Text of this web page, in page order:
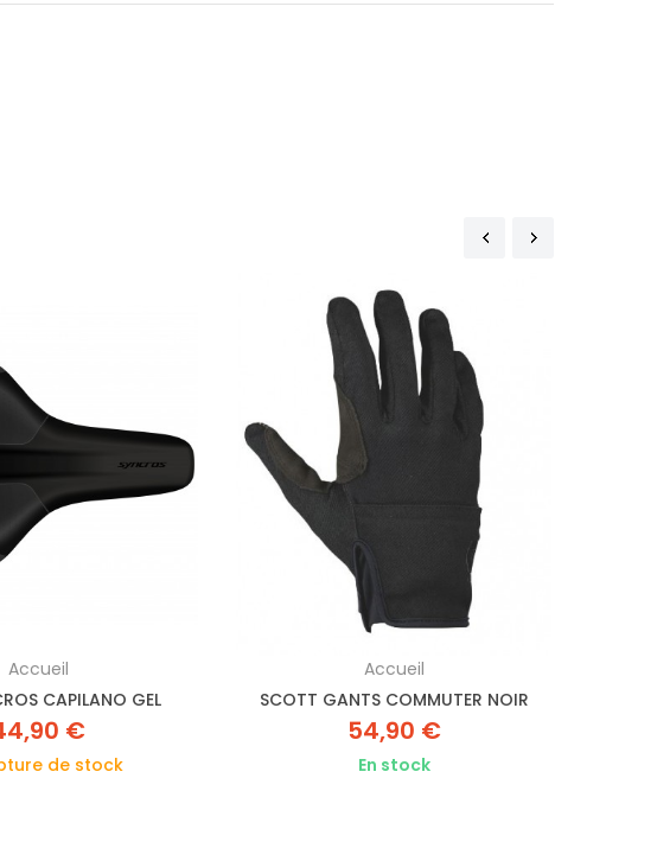
Accueil
CAPILANO GEL
€
de stock
Accueil
SCOTT GANTS COMMUTER NOIR
54,90 €
En stock